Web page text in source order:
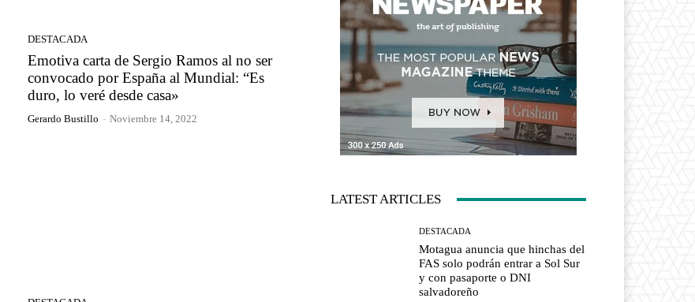
DESTACADA
Emotiva carta de Sergio Ramos al no ser
convocado por España al Mundial: “Es
duro, lo veré desde casa»
Gerardo Bustillo - Noviembre 14, 2022
LATEST ARTICLES
DESTACADA
Motagua anuncia que hinchas del
FAS solo podrán entrar a Sol Sur
y con pasaporte o DNI
salvadoreño